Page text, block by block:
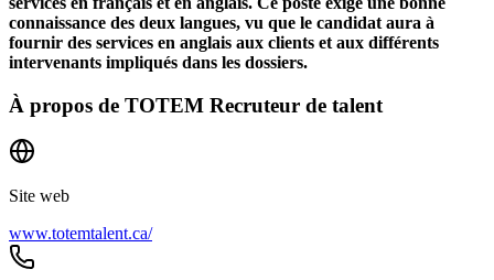
connaissance des deux langues, vu que le candidat aura à
fournir des services en anglais aux clients et aux différents
intervenants impliqués dans les dossiers.
À propos de TOTEM Recruteur de talent
Site web
www.totemtalent.ca/